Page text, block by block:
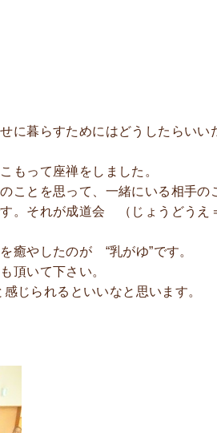
に暮らすためにはどうしたらいい
もって座禅をしました。
ことを思って、一緒にいる相手の
。それが成道会 （じょうどうえ
癒やしたのが “乳がゆ”です。
頂いて下さい。
感じられるといいなと思います。